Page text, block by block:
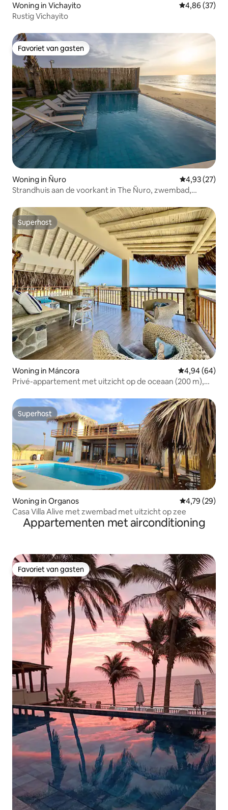
Woning in Vichayito Gemiddelde
4,86 (37)
Rustig Vichayito
Favoriet van gasten
Favoriet van gasten
Woning in Ñuro Gemiddelde
4,93 (27)
Strandhuis aan de voorkant in The Ñuro, zwembad,
Superhost
Superhost
Woning in Máncora Gemiddelde
4,94 (64)
Privé-appartement met uitzicht op de oceaan (200 m),
Superhost
Superhost
Woning in Organos Gemiddelde
4,79 (29)
Casa Villa Alive met zwembad met uitzicht op zee
Appartementen met airconditioning
Favoriet van gasten
Favoriet van gasten